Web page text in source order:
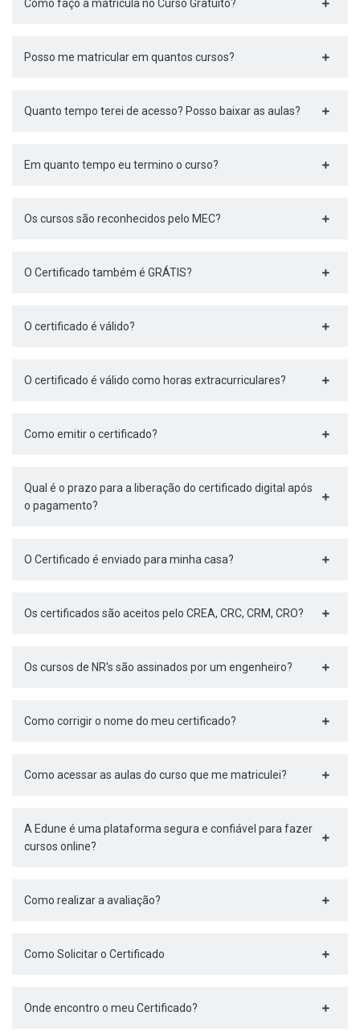
Como faço a matrícula no Curso Gratuito?
Posso me matricular em quantos cursos?
Quanto tempo terei de acesso? Posso baixar as aulas?
Em quanto tempo eu termino o curso?
Os cursos são reconhecidos pelo MEC?
O Certificado também é GRÁTIS?
O certificado é válido?
O certificado é válido como horas extracurriculares?
Como emitir o certificado?
Qual é o prazo para a liberação do certificado digital após
o pagamento?
O Certificado é enviado para minha casa?
Os certificados são aceitos pelo CREA, CRC, CRM, CRO?
Os cursos de NR's são assinados por um engenheiro?
Como corrigir o nome do meu certificado?
Como acessar as aulas do curso que me matriculei?
A Edune é uma plataforma segura e confiável para fazer
cursos online?
Como realizar a avaliação?
Como Solicitar o Certificado
Onde encontro o meu Certificado?